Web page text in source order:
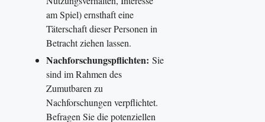
am Spiel) ernsthaft eine
Täterschaft dieser Personen in
Betracht ziehen lassen.
Nachforschungspflichten: Sie
sind im Rahmen des
Zumutbaren zu
Nachforschungen verpflichtet.
Befragen Sie die potenziellen